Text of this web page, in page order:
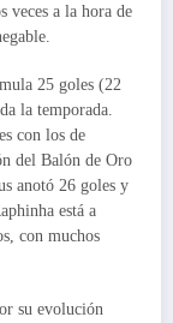
veces a la hora de
25 goles (22
la temporada.
con los de
del Balón de Oro
anotó 26 goles y
está a
con muchos
su evolución